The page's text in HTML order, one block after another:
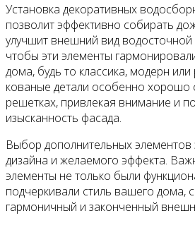
Установка декоративных
позволит эффективно собирать
улучшит внешний вид
чтобы эти элементы
дома, будь то классика, модерн
кованые детали особенно хорошо
решетках, привлекая внимание и
изысканность фасада.
Выбор дополнительных элементов
дизайна и желаемого эффекта.
элементы не только были
подчеркивали стиль вашего дома,
гармоничный и законченный